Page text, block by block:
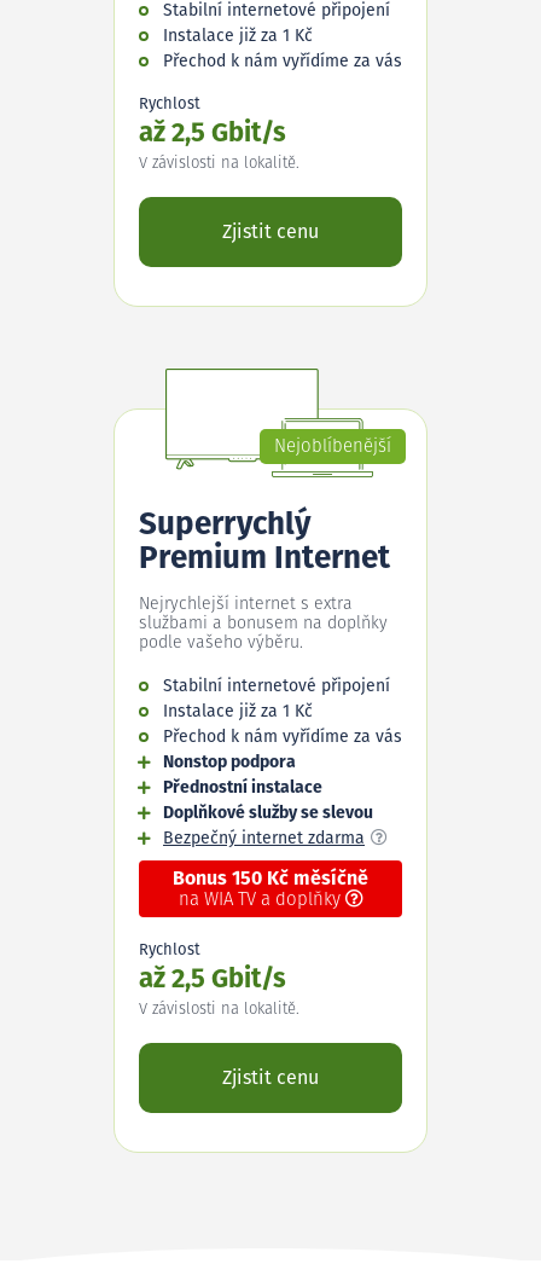
Stabilní internetové připojení
Instalace již za 1 Kč
Přechod k nám vyřídíme za vás
Rychlost
až 2,5 Gbit/s
V závislosti na lokalitě.
Zjistit cenu
Nejoblíbenější
Superrychlý
Premium Internet
Nejrychlejší internet s extra
službami a bonusem na doplňky
podle vašeho výběru.
Stabilní internetové připojení
Instalace již za 1 Kč
Přechod k nám vyřídíme za vás
Nonstop podpora
Přednostní instalace
Doplňkové služby se slevou
Bezpečný internet zdarma
Bonus 150 Kč měsíčně
na WIA TV a doplňky
Rychlost
až 2,5 Gbit/s
V závislosti na lokalitě.
Zjistit cenu